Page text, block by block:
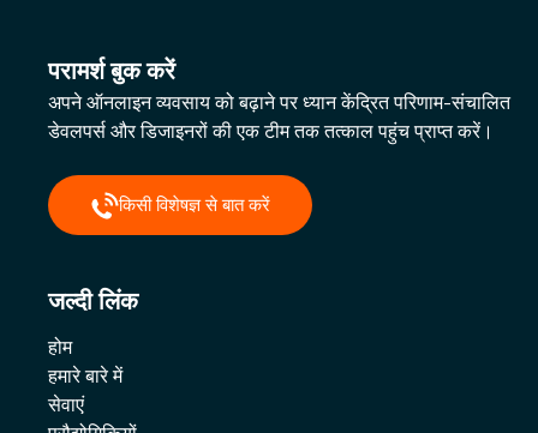
परामर्श बुक करें
अपने ऑनलाइन व्यवसाय को बढ़ाने पर ध्यान केंद्रित परिणाम-संचालित
डेवलपर्स और डिजाइनरों की एक टीम तक तत्काल पहुंच प्राप्त करें।
किसी विशेषज्ञ से बात करें
जल्दी लिंक
होम
हमारे बारे में
सेवाएं